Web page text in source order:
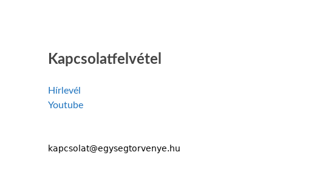
Kapcsolatfelvétel
Hírlevél
Youtube